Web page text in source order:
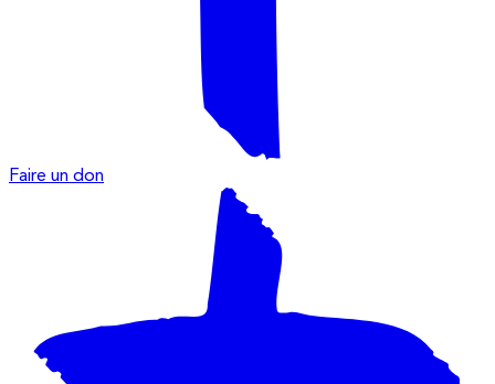
Faire un don